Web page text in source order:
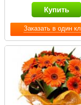
Заказать в один
Купить